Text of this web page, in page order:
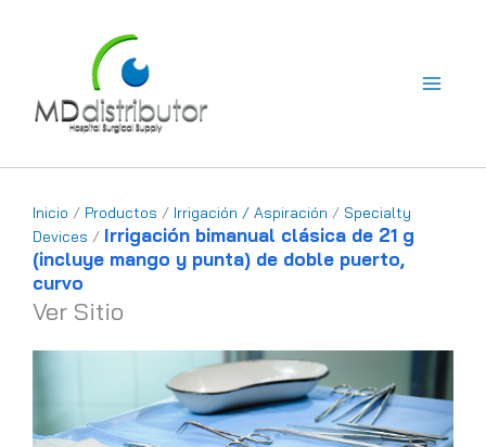
Inicio / Productos / Irrigación / Aspiración / Specialty
Devices / Irrigación bimanual clásica de 21 g
(incluye mango y punta) de doble puerto,
curvo
Ver Sitio